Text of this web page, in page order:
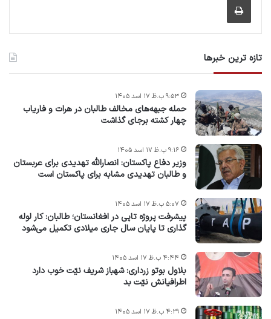
تازه ترین خبرها
حمله جبهه‌های مخالف طالبان در هرات و فاریاب
چهار کشته برجای گذاشت
۹:۵۳ ب.ظ ۱۷ اسد ۱۴۰۵
وزیر دفاع پاکستان: انصارالله تهدیدی برای عربستان
و طالبان تهدیدی مشابه برای پاکستان است
۹:۱۶ ب.ظ ۱۷ اسد ۱۴۰۵
پیشرفت پروژه‌ تاپی در افغانستان؛ طالبان: کار لوله
گذاری تا پایان سال جاری میلادی تکمیل می‌شود
۵:۰۷ ب.ظ ۱۷ اسد ۱۴۰۵
بلاول بوتو زرداری: شهباز شریف نیّت خوب دارد
اطرافیانش نیّت بد
۴:۴۴ ب.ظ ۱۷ اسد ۱۴۰۵
۴:۲۹ ب.ظ ۱۷ اسد ۱۴۰۵